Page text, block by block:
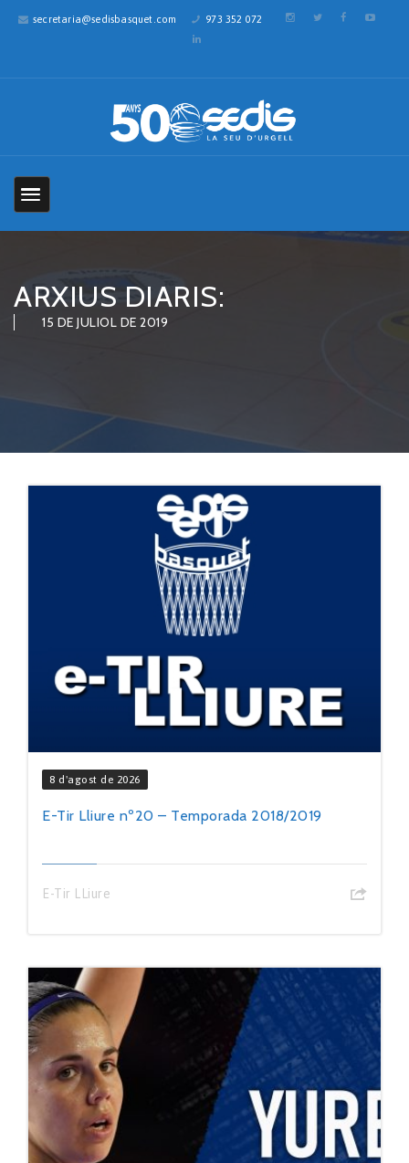
secretaria@sedisbasquet.com 973 352 072
ARXIUS DIARIS:
15 DE JULIOL DE 2019
8 d'agost de 2026
E-Tir Lliure nº20 – Temporada 2018/2019
E-Tir LLiure